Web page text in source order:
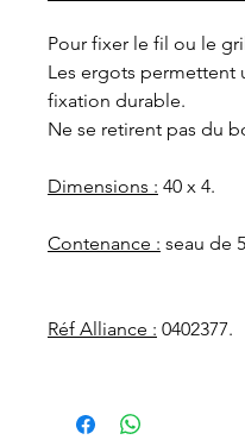
Pour fixer le fil ou le
Les ergots permettent
fixation durable.
Ne se retirent pas du
Dimensions : 40 x 4.
Contenance : seau de
Réf Alliance : 0402377.